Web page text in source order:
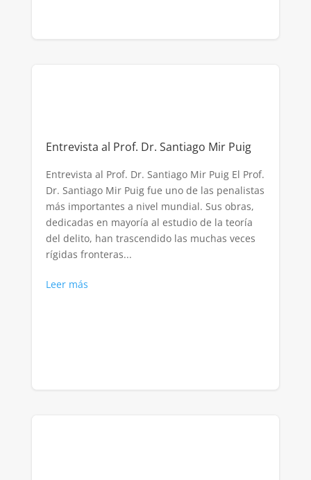
Entrevista al Prof. Dr. Santiago Mir Puig
Entrevista al Prof. Dr. Santiago Mir Puig El Prof.
Dr. Santiago Mir Puig fue uno de las penalistas
más importantes a nivel mundial. Sus obras,
dedicadas en mayoría al estudio de la teoría
del delito, han trascendido las muchas veces
rígidas fronteras...
Leer más